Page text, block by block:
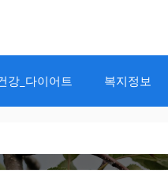
강_다이어트 복지정보